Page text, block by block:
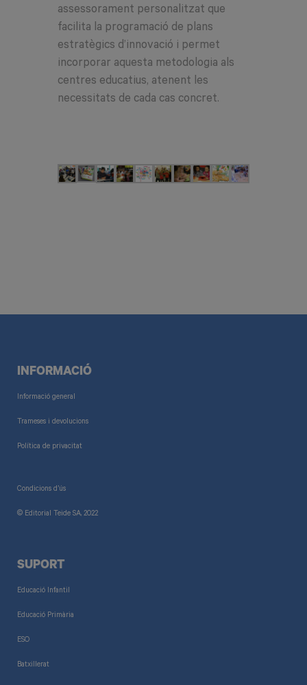
assessorament personalitzat que
facilita la programació de plans
estratègics d’innovació i permet
incorporar aquesta metodologia als
centres educatius, atenent les
necessitats de cada cas concret.
INFORMACIÓ
Informació general
Trameses i devolucions
Política de privacitat
Condicions d’ús
© Editorial Teide SA, 2022
SUPORT
Educació Infantil
Educació Primària
ESO
Batxillerat